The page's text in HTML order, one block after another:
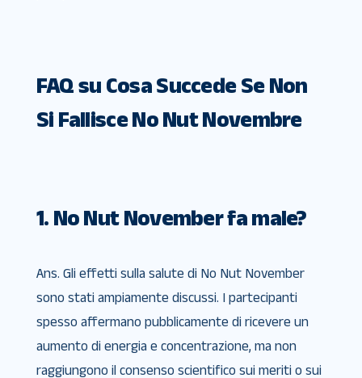
FAQ su Cosa Succede Se Non
Si Fallisce No Nut Novembre
1. No Nut November fa male?
Ans. Gli effetti sulla salute di No Nut November
sono stati ampiamente discussi. I partecipanti
spesso affermano pubblicamente di ricevere un
aumento di energia e concentrazione, ma non
raggiungono il consenso scientifico sui meriti o sui